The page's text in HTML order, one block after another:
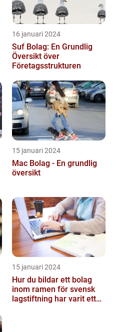
16 januari 2024
Suf Bolag: En Grundlig
Översikt över
Företagsstrukturen
15 januari 2024
Mac Bolag - En grundlig
översikt
15 januari 2024
Hur du bildar ett bolag
inom ramen för svensk
lagstiftning har varit ett